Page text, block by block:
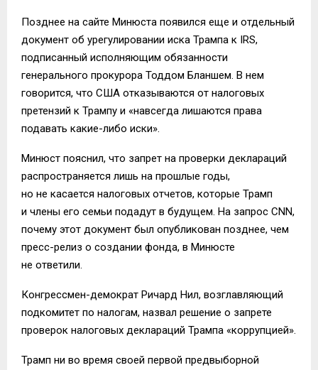
Позднее на сайте Минюста появился еще и отдельный
документ об урегулировании иска Трампа к IRS,
подписанный исполняющим обязанности
генерального прокурора Тоддом Бланшем. В нем
говорится, что США отказываются от налоговых
претензий к Трампу и «навсегда лишаются права
подавать какие-либо иски».
Минюст пояснил, что запрет на проверки деклараций
распространяется лишь на прошлые годы,
но не касается налоговых отчетов, которые Трамп
и члены его семьи подадут в будущем. На запрос CNN,
почему этот документ был опубликован позднее, чем
пресс-релиз о создании фонда, в Минюсте
не ответили.
Конгрессмен-демократ Ричард Нил, возглавляющий
подкомитет по налогам, назвал решение о запрете
проверок налоговых деклараций Трампа «коррупцией».
Трамп ни во время своей первой предвыборной